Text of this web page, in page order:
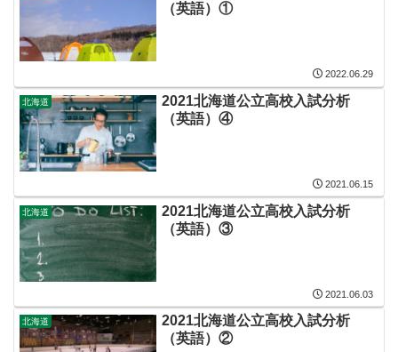
（英語）①
2022.06.29
北海道
2021北海道公立高校入試分析
（英語）④
2021.06.15
北海道
2021北海道公立高校入試分析
（英語）③
2021.06.03
北海道
2021北海道公立高校入試分析
（英語）②